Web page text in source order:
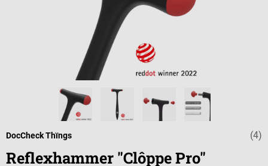
(4)
DocCheck Thïngs
Reflexhammer "Clôppe Pro"